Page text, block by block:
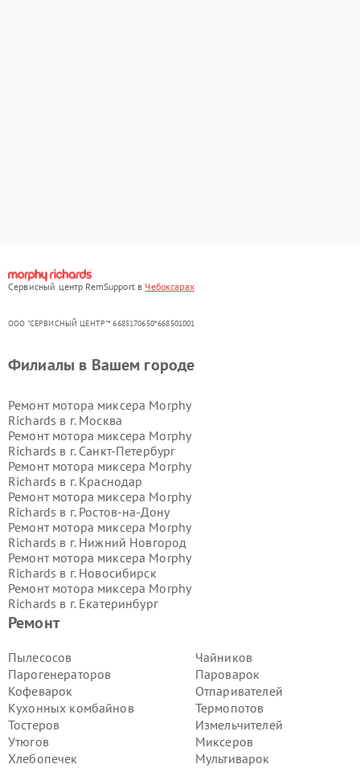
Сервисный центр RemSupport в Чебоксарах
ООО "СЕРВИСНЫЙ ЦЕНТР"* 6685170650*668501001
Ремонт
Пылесосов
Парогенераторов
Кофеварок
Кухонных комбайнов
Тостеров
Утюгов
Хлебопечек
Чайников
Пароварок
Отпаривателей
Термопотов
Измельчителей
Миксеров
Мультиварок
Филиалы в Вашем городе
Ремонт мотора миксера Morphy
Richards в г. Москва
Ремонт мотора миксера Morphy
Richards в г. Санкт-Петербург
Ремонт мотора миксера Morphy
Richards в г. Краснодар
Ремонт мотора миксера Morphy
Richards в г. Ростов-на-Дону
Ремонт мотора миксера Morphy
Richards в г. Нижний Новгород
Ремонт мотора миксера Morphy
Richards в г. Новосибирск
Ремонт мотора миксера Morphy
Richards в г. Екатеринбург
Ремонт мотора миксера Morphy
Richards в г.
Richards в г.
Ремонт мотора миксера Morphy
Richards в г.
Ремонт мотора миксера Morphy
Richards в г.
Ремонт мотора миксера Morphy
Richards в г.